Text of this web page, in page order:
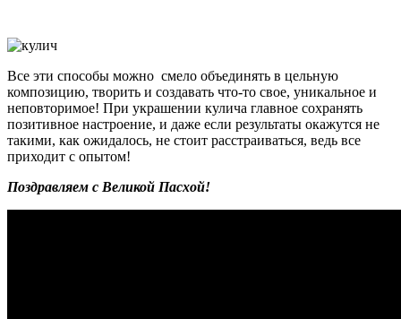
Все эти способы можно смело объединять в цельную
композицию, творить и создавать что-то свое, уникальное и
неповторимое! При украшении кулича главное сохранять
позитивное настроение, и даже если результаты окажутся не
такими, как ожидалось, не стоит расстраиваться, ведь все
приходит с опытом!
Поздравляем с Великой Пасхой!